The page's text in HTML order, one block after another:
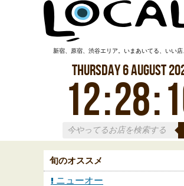
新宿、原宿、渋谷エリア。いまあいてる、いい店
Thursday6August
12:28:
旬のオススメ
ニューオー